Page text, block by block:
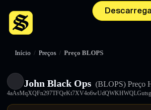
Início / Preços / Preço BLOPS
John Black Ops (BLOPS) Preço